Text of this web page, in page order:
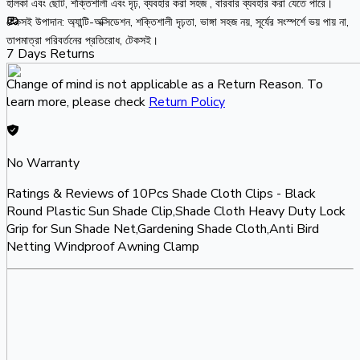
হালকা এবং ছোট, শক্তিশালী এবং দৃঢ়, ব্যবহার করা সহজ , বারবার ব্যবহার করা যেতে পারে।
টেকসই উপাদান: অ্যান্টি-অক্সিডেশন, শক্তিশালী দৃঢ়তা, ভাঙ্গা সহজ নয়, সূর্যের সংস্পর্শে ভয় পায় না,
তাপমাত্রা পরিবর্তনের প্রতিরোধ, টেকসই।
7 Days Returns
Change of mind is not applicable as a Return Reason. To
learn more, please check Return Policy
No Warranty
Ratings & Reviews of 10Pcs Shade Cloth Clips - Black
Round Plastic Sun Shade Clip,Shade Cloth Heavy Duty Lock
Grip for Sun Shade Net,Gardening Shade Cloth,Anti Bird
Netting Windproof Awning Clamp